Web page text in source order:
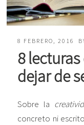
8 FEBRERO, 2016
8
dejar de
Sobre la
concreto ni